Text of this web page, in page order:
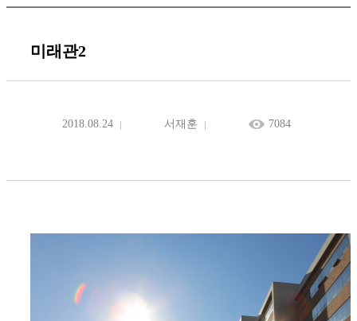
미래관2
2018.08.24 서재훈 7084